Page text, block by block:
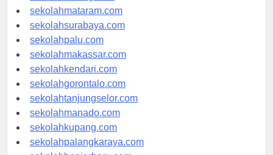
sekolahserang.com
sekolahmataram.com
sekolahsurabaya.com
sekolahpalu.com
sekolahmakassar.com
sekolahkendari.com
sekolahgorontalo.com
sekolahtanjungselor.com
sekolahmanado.com
sekolahkupang.com
sekolahpalangkaraya.com